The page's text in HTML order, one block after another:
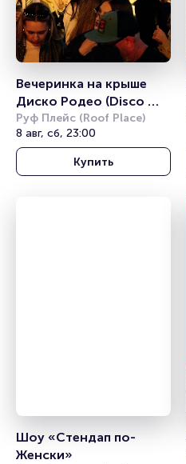
Вечеринка на крыше
Диско Родео (Disco
Rodeo)
Руф Плейс (Roof Place)
8 авг, сб, 23:00
Купить
Шоу «Стендап по-
Женски»